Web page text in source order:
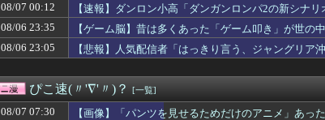
従妹が現行犯逮捕された。従妹はYouTubeの企画をマネをして「
【衝撃】きゃりーぱみゅぱみゅ、うっかり本名を告白してしまう
【仮面ライダーマイス】「DXマイスドライバー」など、玩具の予
大谷とPCAが2本塁打ずつの共演！ドジャース6連敗！（海外の反
【画像】いしかわじゅんの反戦漫画、意味不明すぎる…ネット「
「ファンタ」というオッサンになると飲めなくなる飲料
【緊急】世界各地で販売の中国企業Zbtlink製ルーター20機種にバ
08/07 00:12
【速報】ダンロン小高「ダンガンロンパ2の新シナ
08/06 23:35
【ゲーム脳】昔は多くあった「ゲーム叩き」が世の
08/06 23:05
【悲報】人気配信者「はっきり言う、ジャングリ
ぴこ速(〃'∇'〃)？ [一覧]
08/07 07:30
【画像】「パンツを見せるためだけのアニメ」あっ